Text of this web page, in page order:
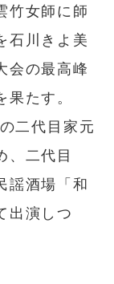
竹女師に師
石川きよ美
会の最高峰
たす。
二代目家元
、二代目
謡酒場「和
出演しつ